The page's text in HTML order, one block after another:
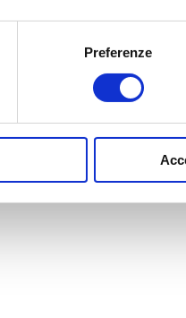
Preferenze